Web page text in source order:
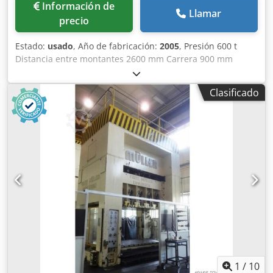
Información de
precio
Llamar
Estado: usado, Año de fabricación: 2005, Presión 600 t
Distancia entre montantes 2600 mm Carrera 900 mm
Distancia mesa/prensa, carrera máx. arriba, ajuste arriba
1600 mm Superficie de la mesa 2500 x 1730 mm Fuerza del
cojín de embutición en la mesa 250 t Carrera del cojín de
embutición en la mesa 400 mm Superficie del cojín de
embutición en la mesa 2300 x 1300 mm Fuerza del cojín de
embutición en el émbolo 63 t Carrera del cojín de
embutición en el émbolo 160 mm Superficie del cojín de
embutición en el émbolo 1900 x 1300 mm Superficie del
émbolo 2500 x 1730 mm Paso lateral entre montantes 1100
mm Capacidad de aceite 3500 l Potencia de accionamiento
200,0 kW Dimensiones (AnxLxAl) 4,1 x 2,8 x 9,6 m Altura
sobre el nivel del suelo 6,4 m Año de fabricación 1974 -
Reacondicionada en 2005: cuadro eléctrico completamente
nuevo con control Siemens S7 y control de seguridad Pilz
con accionamiento oleohidráulico, cojín de embutición
hidráulicamente controlado tanto en mesa como en
Clasificado
1 / 10